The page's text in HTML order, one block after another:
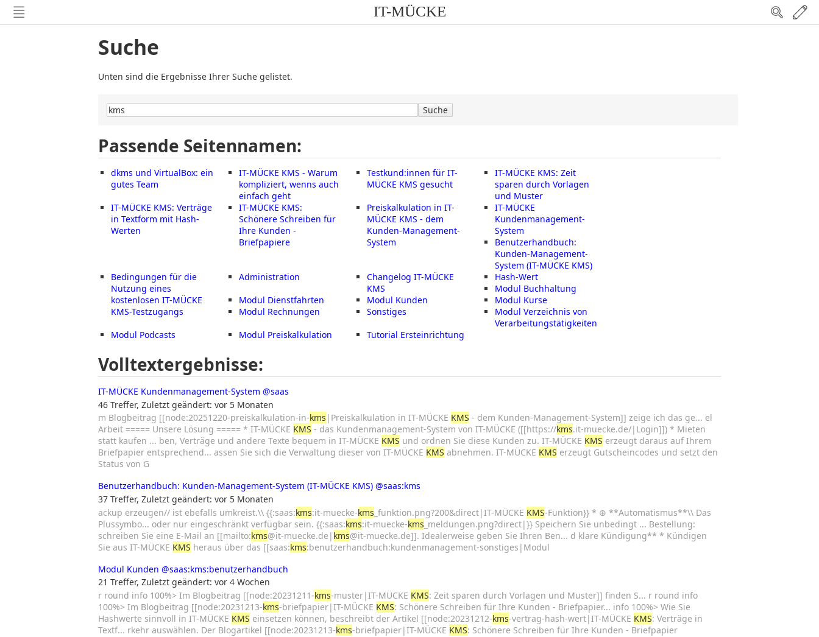
IT-MÜCKE
Suche
Unten sind die Ergebnisse Ihrer Suche gelistet.
Suche
Passende Seitennamen:
dkms und VirtualBox: ein
gutes Team
IT-MÜCKE KMS - Warum
kompliziert, wenns auch
einfach geht
Testkund:innen für IT-
MÜCKE KMS gesucht
IT-MÜCKE KMS: Zeit
sparen durch Vorlagen
und Muster
IT-MÜCKE KMS: Verträge
in Textform mit Hash-
Werten
IT-MÜCKE KMS:
Schönere Schreiben für
Ihre Kunden -
Briefpapiere
Preiskalkulation in IT-
MÜCKE KMS - dem
Kunden-Management-
System
IT-MÜCKE
Kundenmanagement-
System
Benutzerhandbuch:
Kunden-Management-
System (IT-MÜCKE KMS)
Bedingungen für die
Nutzung eines
kostenlosen IT-MÜCKE
KMS-Testzugangs
Administration
Changelog IT-MÜCKE
KMS
Hash-Wert
Modul Buchhaltung
Modul Dienstfahrten
Modul Kunden
Modul Kurse
Modul Rechnungen
Sonstiges
Modul Verzeichnis von
Verarbeitungstätigkeiten
Modul Podcasts
Modul Preiskalkulation Tutorial Ersteinrichtung
Volltextergebnisse:
IT-MÜCKE Kundenmanagement-System @saas
46 Treffer, Zuletzt geändert: vor 5 Monaten
m Blogbeitrag [[node:20251220-preiskalkulation-in-kms |Preiskalkulation in IT-MÜCKE KMS - dem Kunden-Management-System]] zeige ich das ge... el
Arbeit ===== Unsere Lösung ===== * IT-MÜCKE KMS - das Kundenmanagement-System von IT-MÜCKE ([[https://kms.it-muecke.de/|Login]]) * Mieten
statt kaufen ... ben, Verträge und andere Texte bequem in IT-MÜCKE KMS und ordnen Sie diese Kunden zu. IT-MÜCKE KMS erzeugt daraus auf Ihrem
Briefpapier entsprechend... assen Sie sich die Verwaltung dieser von IT-MÜCKE KMS abnehmen. IT-MÜCKE KMS erzeugt Gutscheincodes und setzt den
Status von G
Benutzerhandbuch: Kunden-Management-System (IT-MÜCKE KMS) @saas:kms
37 Treffer, Zuletzt geändert: vor 5 Monaten
ackup erzeugen// ist ebefalls umkreist.\\ {{:saas:kms:it-muecke-kms _funktion.png?200&direct|IT-MÜCKE KMS-Funktion}} * ⊕ **Automatismus**\\ Das
Plussymbo... oder nur eingeschränkt verfügbar sein. {{:saas:kms:it-muecke-kms _meldungen.png?direct|}} Speichern Sie unbedingt ... Bestellung:
schreiben Sie eine E-Mail an [[mailto:kms@it-muecke.de| kms@it-muecke.de]]. Idealerweise geben Sie Ihren Ben... d klare Kündigung** * Kündigen
Sie aus IT-MÜCKE KMS heraus über das [[saas:kms:benutzerhandbuch:kundenmanagement-sonstiges|Modul
Modul Kunden @saas:kms:benutzerhandbuch
21 Treffer, Zuletzt geändert: vor 4 Wochen
r round info 100%> Im Blogbeitrag [[node:20231211-kms-muster|IT-MÜCKE KMS: Zeit sparen durch Vorlagen und Muster]] finden S... r round info
100%> Im Blogbeitrag [[node:20231213-kms-briefpapier|IT-MÜCKE KMS: Schönere Schreiben für Ihre Kunden - Briefpapier... info 100%> Wie Sie
Hashwerte sinnvoll in IT-MÜCKE KMS einsetzen können, beschreibt der Artikel [[node:20231212-kms-vertrag-hash-wert|IT-MÜCKE KMS: Verträge in
Textf... rkehr auswählen. Der Blogartikel [[node:20231213-kms-briefpapier|IT-MÜCKE KMS: Schönere Schreiben für Ihre Kunden - Briefpapier